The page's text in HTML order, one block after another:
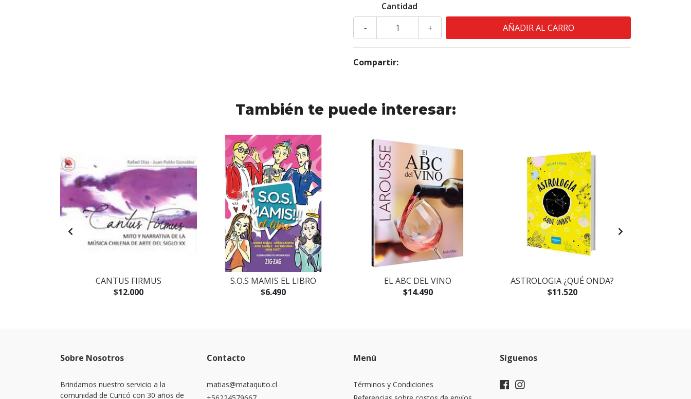
Cantidad
+
-
Compartir:
También te puede interesar:
CANTUS FIRMUS
$12.000
S.O.S MAMIS EL LIBRO
$6.490
EL ABC DEL VINO
$14.490
ASTROLOGIA ¿QUÉ ONDA?
$11.520
Sobre Nosotros
Brindamos nuestro servicio a la
comunidad de Curicó con 30 años de
Contacto
matias@mataquito.cl
Menú
Términos y Condiciones
Síguenos